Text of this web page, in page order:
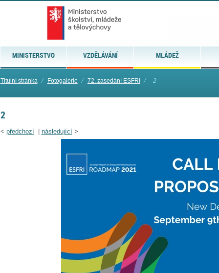
MINISTERSTVO VZDĚLÁVÁNÍ MLÁDEŽ
Titulní stránka ⁄ Fotogalerie ⁄ 72. zasedání ESFRI ⁄ 2
2
< předchozí| následující>